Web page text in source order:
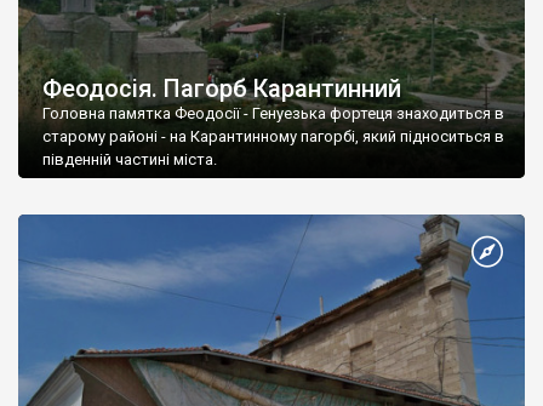
Феодосія. Пагорб Карантинний
Головна памятка Феодосії - Генуезька фортеця знаходиться в
старому районі - на Карантинному пагорбі, який підноситься в
південній частині міста.